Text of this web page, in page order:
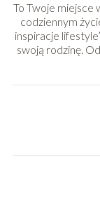
To Twoje miejsce
codziennym
inspiracje
swoją rodzinę.